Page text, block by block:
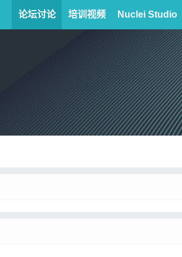
论坛讨论 培训视频 Nuclei Studio